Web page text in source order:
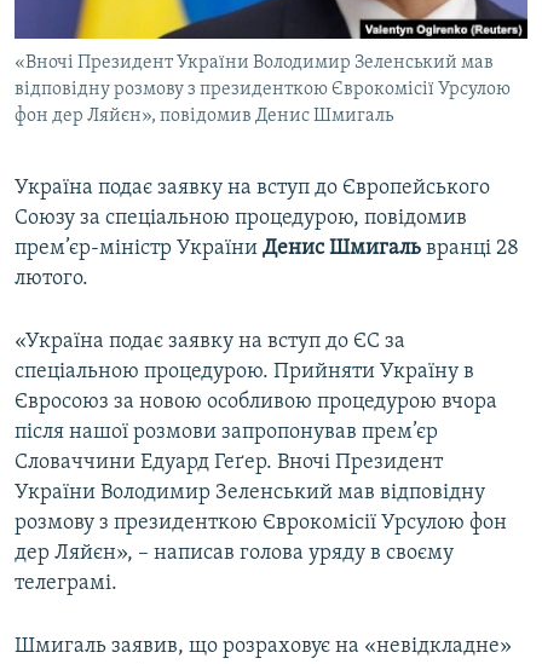
ІНФОГРАФІКА
ДОЛУЧАЙСЯ!
«Вночі Президент України Володимир Зеленський мав
відповідну розмову з президенткою Єврокомісії Урсулою
фон дер Ляйєн», повідомив Денис Шмигаль
Україна подає заявку на вступ до Європейського
Союзу за спеціальною процедурою, повідомив
прем’єр-міністр України Денис Шмигаль вранці 28
лютого.
«Україна подає заявку на вступ до ЄС за
спеціальною процедурою. Прийняти Україну в
Євросоюз за новою особливою процедурою вчора
після нашої розмови запропонував прем’єр
Словаччини Едуард Геґер. Вночі Президент
України Володимир Зеленський мав відповідну
розмову з президенткою Єврокомісії Урсулою фон
дер Ляйєн», – написав голова уряду в своєму
телеграмі.
Шмигаль заявив, що розраховує на «невідкладне»